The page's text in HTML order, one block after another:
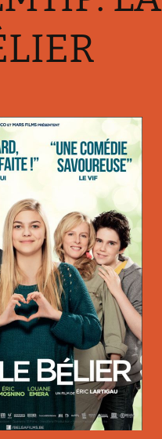
appétit!
croissant svp!
Noël!